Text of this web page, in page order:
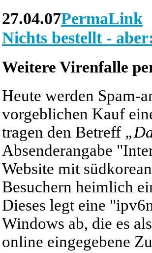
27.04.07PermaLink
Nichts bestellt -
Weitere Virenfalle
Heute werden Spam-
vorgeblichen Kauf
tragen den Betreff
Absenderangabe
Website mit
Besuchern heimlich
Dieses legt eine
Windows ab, die es
online eingegebene